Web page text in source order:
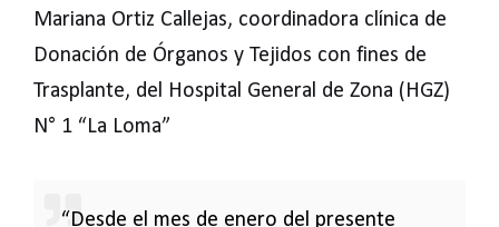
Mariana Ortiz Callejas, coordinadora clínica de
Donación de Órganos y Tejidos con fines de
Trasplante, del Hospital General de Zona (HGZ)
N° 1 “La Loma”
“Desde el mes de enero del presente